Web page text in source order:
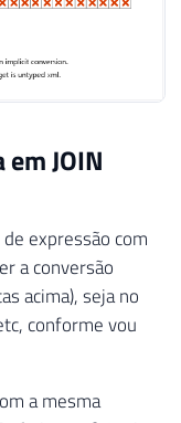
JOIN
expressão com
a conversão
acima), seja no
etc, conforme vou
a mesma